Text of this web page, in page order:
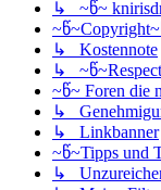
↳ ~წ~
↳ Kostennote
↳
~წ~ Foren die
↳
↳ Linkbanner
~წ~Tipps und
↳